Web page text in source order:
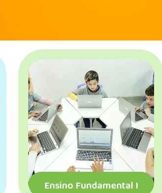
Ensino Fundamental I